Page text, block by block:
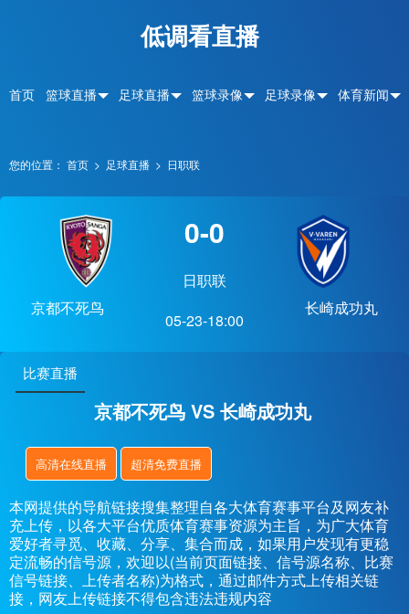
低调看直播
首页 篮球直播 足球直播 篮球录像 足球录像 体育新闻
您的位置： 首页 > 足球直播 > 日职联
京都不死鸟
0-0
日职联
05-23-18:00
长崎成功丸
比赛直播
京都不死鸟 VS 长崎成功丸
高清在线直播 超清免费直播
本网提供的导航链接搜集整理自各大体育赛事平台及网友补
充上传，以各大平台优质体育赛事资源为主旨，为广大体育
爱好者寻觅、收藏、分享、集合而成，如果用户发现有更稳
定流畅的信号源，欢迎以(当前页面链接、信号源名称、比赛
信号链接、上传者名称)为格式，通过邮件方式上传相关链
接，网友上传链接不得包含违法违规内容